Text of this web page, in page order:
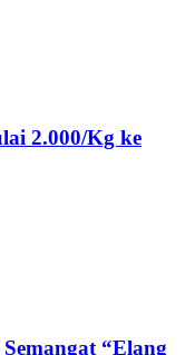
2.000/Kg ke
“Elang